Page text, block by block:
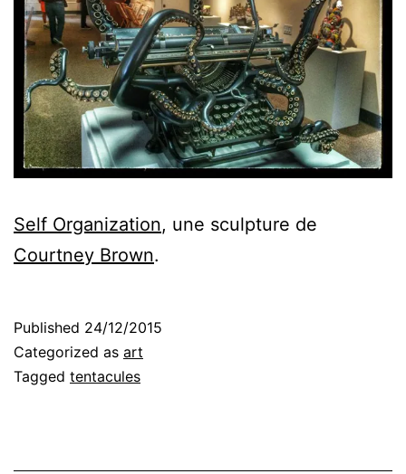
Self Organization, une sculpture de
Courtney Brown.
Published 24/12/2015
Categorized as art
Tagged tentacules